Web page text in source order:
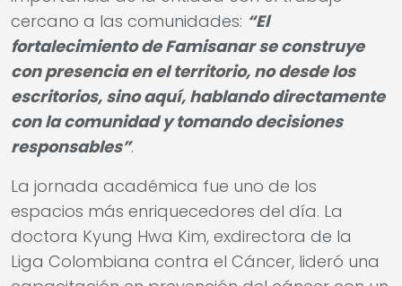
cercano a las comunidades: “El
fortalecimiento de Famisanar se construye
con presencia en el territorio, no desde los
escritorios, sino aquí, hablando directamente
con la comunidad y tomando decisiones
responsables”.
La jornada académica fue uno de los
espacios más enriquecedores del día. La
doctora Kyung Hwa Kim, exdirectora de la
Liga Colombiana contra el Cáncer, lideró una